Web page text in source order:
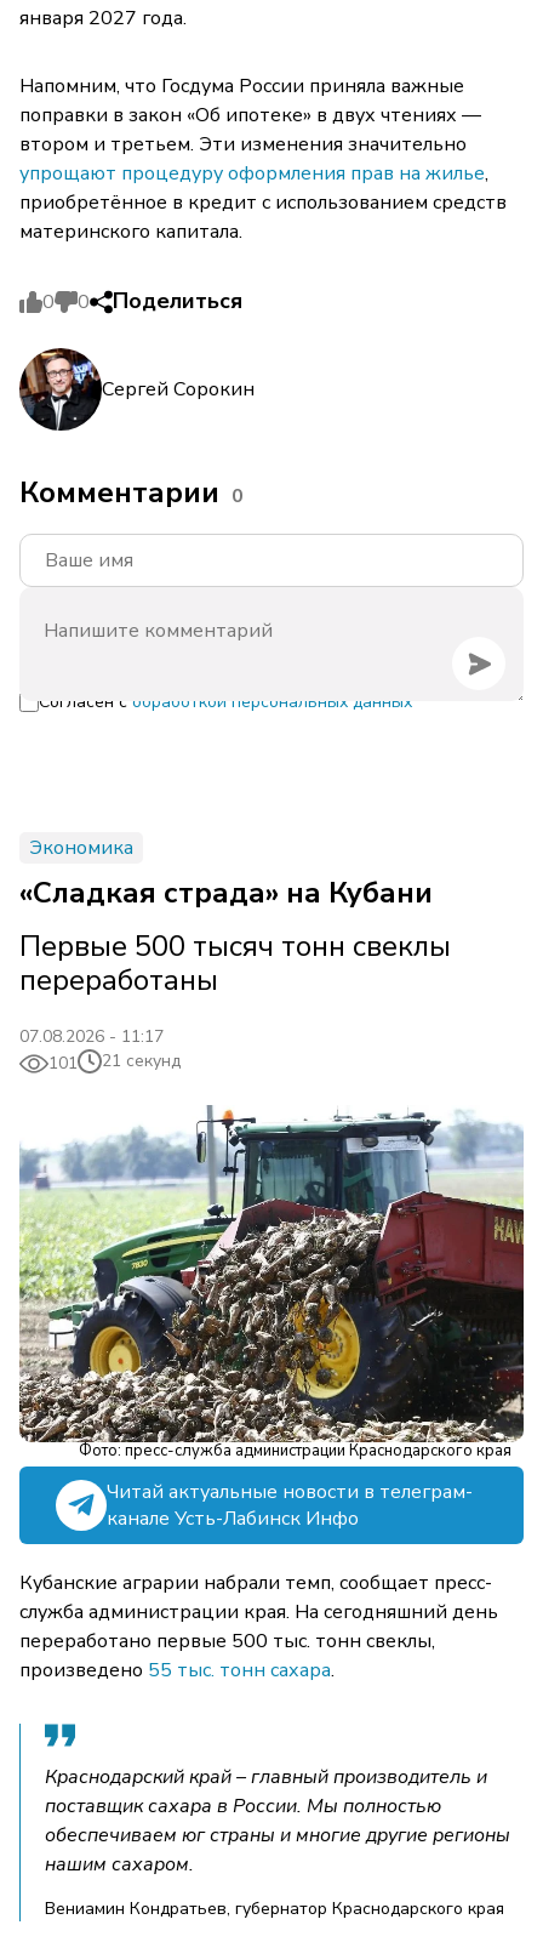
января 2027 года.
Напомним, что Госдума России приняла важные
поправки в закон «Об ипотеке» в двух чтениях —
втором и третьем. Эти изменения значительно
упрощают процедуру оформления прав на жилье,
приобретённое в кредит с использованием средств
материнского капитала.
0 0 Поделиться
Сергей Сорокин
Комментарии 0
Согласен с обработкой персональных данных
Экономика
«Сладкая страда» на Кубани
Первые 500 тысяч тонн свеклы
переработаны
07.08.2026 - 11:17
101
21 секунд
Фото: пресс-служба администрации Краснодарского края
Читай актуальные новости в телеграм-
канале Усть-Лабинск Инфо
Кубанские аграрии набрали темп, сообщает пресс-
служба администрации края. На сегодняшний день
переработано первые 500 тыс. тонн свеклы,
произведено 55 тыс. тонн сахара.
Краснодарский край – главный производитель и
поставщик сахара в России. Мы полностью
обеспечиваем юг страны и многие другие регионы
нашим сахаром.
Вениамин Кондратьев, губернатор Краснодарского края